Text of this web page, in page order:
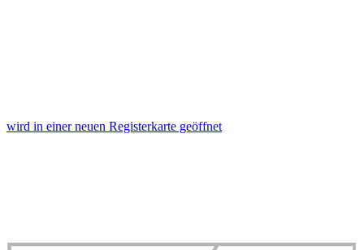
wird in einer neuen Registerkarte geöffnet